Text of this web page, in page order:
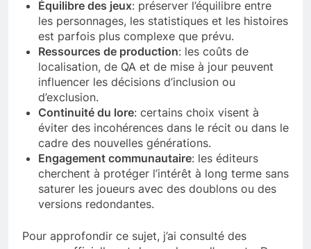
Équilibre des jeux: préserver l’équilibre entre
les personnages, les statistiques et les histoires
est parfois plus complexe que prévu.
Ressources de production: les coûts de
localisation, de QA et de mise à jour peuvent
influencer les décisions d’inclusion ou
d’exclusion.
Continuité du lore: certains choix visent à
éviter des incohérences dans le récit ou dans le
cadre des nouvelles générations.
Engagement communautaire: les éditeurs
cherchent à protéger l’intérêt à long terme sans
saturer les joueurs avec des doublons ou des
versions redondantes.
Pour approfondir ce sujet, j’ai consulté des